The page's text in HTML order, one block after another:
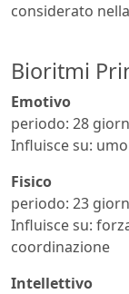
considerato
Bioritmi
Emotivo
periodo: 28
Influisce su:
Fisico
periodo: 23
Influisce su:
coordinazione
Intellettivo